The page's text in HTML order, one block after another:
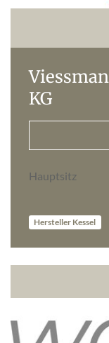
KG
Hauptsitz
Hersteller Kessel